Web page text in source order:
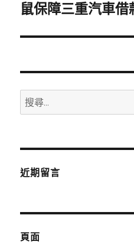
一
文
鼠保障三重汽車借
搜
尋
鍵
近期留言
頁面